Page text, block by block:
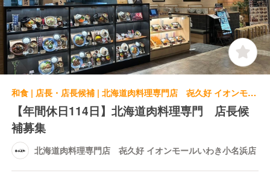
和食 | 店長・店長候補 | 北海道肉料理専門店 㐂久好 イオンモールいわき小名浜店
【年間休日114日】北海道肉料理専門 店長候
補募集
北海道肉料理専門店 㐂久好 イオンモールいわき小名浜店